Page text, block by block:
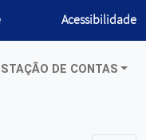
Acessibilidade
DE CONTAS